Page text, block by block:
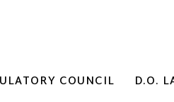
COUNCIL D.O.